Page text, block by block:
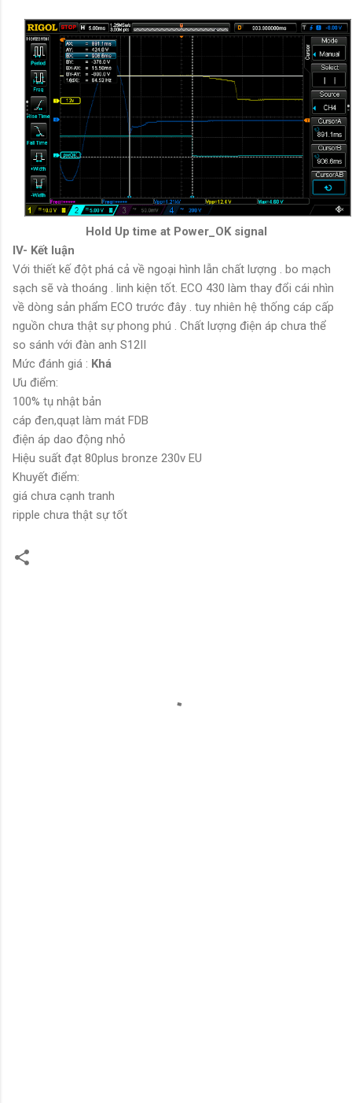
Hold Up time at Power_OK signal
IV- Kết luận
Với thiết kế đột phá cả về ngoại hình lẫn chất lượng . bo mạch
sạch sẽ và thoáng . linh kiện tốt. ECO 430 làm thay đổi cái nhìn
về dòng sản phẩm ECO trước đây . tuy nhiên hệ thống cáp cấp
nguồn chưa thật sự phong phú . Chất lượng điện áp chưa thể
so sánh với đàn anh S12II
Mức đánh giá : Khá
Ưu điểm:
100% tụ nhật bản
cáp đen,quạt làm mát FDB
điện áp dao động nhỏ
Hiệu suất đạt 80plus bronze 230v EU
Khuyết điểm:
giá chưa cạnh tranh
ripple chưa thật sự tốt